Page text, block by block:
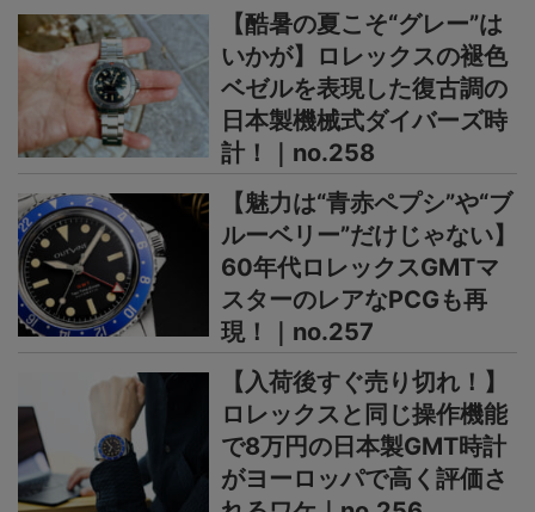
【酷暑の夏こそ“グレー”は
いかが】ロレックスの褪色
ベゼルを表現した復古調の
日本製機械式ダイバーズ時
計！｜no.258
【魅力は“青赤ペプシ”や“ブ
ルーベリー”だけじゃない】
60年代ロレックスGMTマ
スターのレアなPCGも再
現！｜no.257
【入荷後すぐ売り切れ！】
ロレックスと同じ操作機能
で8万円の日本製GMT時計
がヨーロッパで高く評価さ